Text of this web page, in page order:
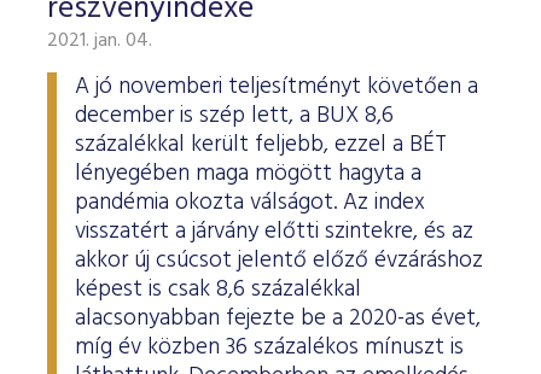
2021. jan. 04.
A jó novemberi teljesítményt követően a
december is szép lett, a BUX 8,6
százalékkal került feljebb, ezzel a BÉT
lényegében maga mögött hagyta a
pandémia okozta válságot. Az index
visszatért a járvány előtti szintekre, és az
akkor új csúcsot jelentő előző évzáráshoz
képest is csak 8,6 százalékkal
alacsonyabban fejezte be a 2020-as évet,
míg év közben 36 százalékos mínuszt is